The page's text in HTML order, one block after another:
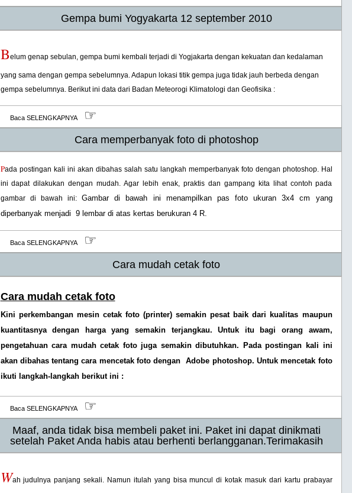
Gempa bumi Yogyakarta 12 september 2010
Belum genap sebulan, gempa bumi kembali terjadi di Yogjakarta dengan kekuatan dan kedalaman
yang sama dengan gempa sebelumnya. Adapun lokasi titik gempa juga tidak jauh berbeda dengan
gempa sebelumnya. Berikut ini data dari Badan Meteorogi Klimatologi dan Geofisika :
Baca SELENGKAPNYA ☞
Cara memperbanyak foto di photoshop
Pada postingan kali ini akan dibahas salah satu langkah memperbanyak foto dengan photoshop. Hal
ini dapat dilakukan dengan mudah. Agar lebih enak, praktis dan gampang kita lihat contoh pada
gambar di bawah ini:Gambar di bawah ini menampilkan pas foto ukuran 3x4 cm yang
diperbanyak menjadi 9 lembar di atas kertas berukuran 4 R.
Baca SELENGKAPNYA ☞
Cara mudah cetak foto
Cara mudah cetak foto
Kini perkembangan mesin cetak foto (printer) semakin pesat baik dari kualitas maupun
kuantitasnya dengan harga yang semakin terjangkau. Untuk itu bagi orang awam,
pengetahuan cara mudah cetak foto juga semakin dibutuhkan. Pada postingan kali ini
akan dibahas tentang cara mencetak foto dengan Adobe photoshop. Untuk mencetak foto
ikuti langkah-langkah berikut ini :
Baca SELENGKAPNYA ☞
Maaf, anda tidak bisa membeli paket ini. Paket ini dapat dinikmati
setelah Paket Anda habis atau berhenti berlangganan.Terimakasih
Wah judulnya panjang sekali. Namun itulah yang bisa muncul di kotak masuk dari kartu prabayar